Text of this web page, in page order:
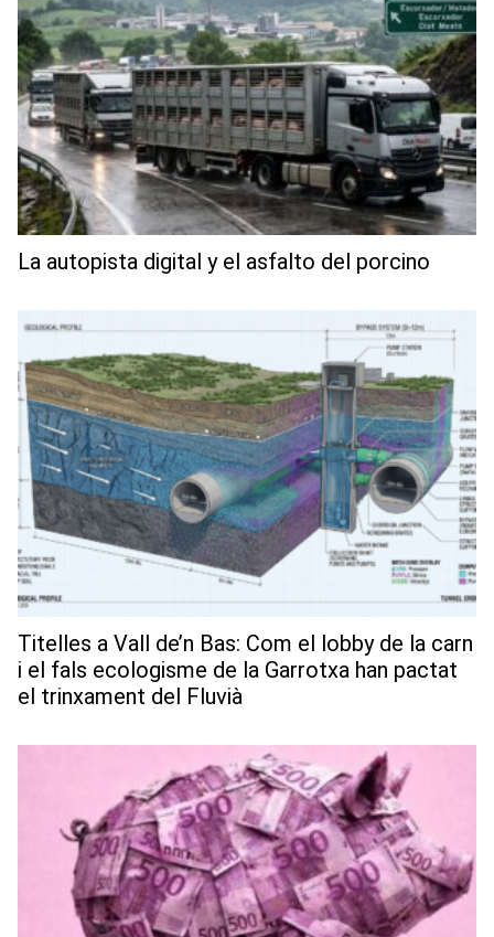
La autopista digital y el asfalto del porcino
Titelles a Vall de’n Bas: Com el lobby de la carn
i el fals ecologisme de la Garrotxa han pactat
el trinxament del Fluvià